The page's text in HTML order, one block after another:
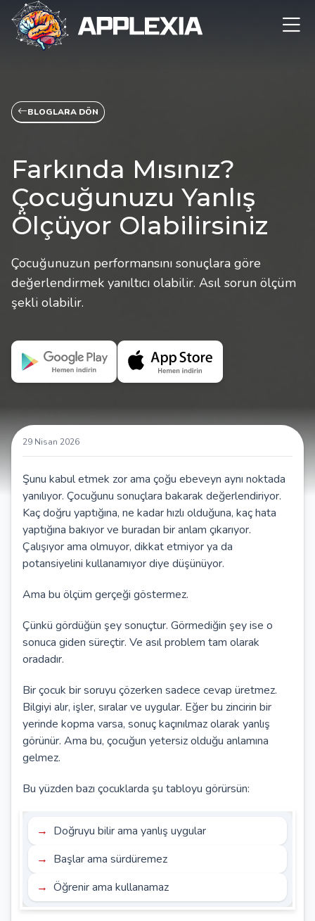
BLOGLARA DÖN
Farkında Mısınız?
Çocuğunuzu Yanlış
Ölçüyor Olabilirsiniz
Çocuğunuzun performansını sonuçlara göre
değerlendirmek yanıltıcı olabilir. Asıl sorun ölçüm
şekli olabilir.
29 Nisan 2026
Şunu kabul etmek zor ama çoğu ebeveyn aynı noktada
yanılıyor. Çocuğunu sonuçlara bakarak değerlendiriyor.
Kaç doğru yaptığına, ne kadar hızlı olduğuna, kaç hata
yaptığına bakıyor ve buradan bir anlam çıkarıyor.
Çalışıyor ama olmuyor, dikkat etmiyor ya da
potansiyelini kullanamıyor diye düşünüyor.
Ama bu ölçüm gerçeği göstermez.
Çünkü gördüğün şey sonuçtur. Görmediğin şey ise o
sonuca giden süreçtir. Ve asıl problem tam olarak
oradadır.
Bir çocuk bir soruyu çözerken sadece cevap üretmez.
Bilgiyi alır, işler, sıralar ve uygular. Eğer bu zincirin bir
yerinde kopma varsa, sonuç kaçınılmaz olarak yanlış
görünür. Ama bu, çocuğun yetersiz olduğu anlamına
gelmez.
Bu yüzden bazı çocuklarda şu tabloyu görürsün:
Doğruyu bilir ama yanlış uygular
Başlar ama sürdüremez
Öğrenir ama kullanamaz